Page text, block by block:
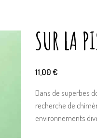
SUR LA
11,00€
Dans de superbes
recherche de
environnements